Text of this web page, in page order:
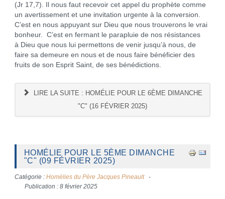
(Jr 17,7). Il nous faut recevoir cet appel du prophète comme
un avertissement et une invitation urgente à la conversion.
C’est en nous appuyant sur Dieu que nous trouverons le vrai
bonheur. C’est en fermant le parapluie de nos résistances
à Dieu que nous lui permettons de venir jusqu’à nous, de
faire sa demeure en nous et de nous faire bénéficier des
fruits de son Esprit Saint, de ses bénédictions.
LIRE LA SUITE : HOMÉLIE POUR LE 6ÈME DIMANCHE
"C" (16 FÉVRIER 2025)
HOMÉLIE POUR LE 5ÈME DIMANCHE
"C" (09 FÉVRIER 2025)
Catégorie : Homélies du Père Jacques Pineault
Publication : 8 février 2025